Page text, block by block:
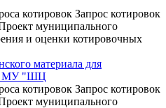
котировок Запрос котировок
муниципального
и оценки котировочных
материала для
МУ "ШЦ
котировок Запрос котировок
муниципального